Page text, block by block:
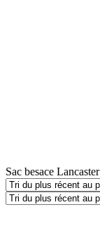
Sac besace Lancaster